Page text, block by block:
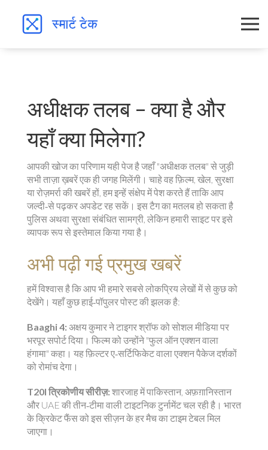
अधीक्षक तलब – क्या है और
यहाँ क्या मिलेगा?
आपकी खोज का परिणाम यही पेज है जहाँ "अधीक्षक तलब" से जुड़ी
सभी ताज़ा ख़बरें एक ही जगह मिलेंगी। चाहे वह फ़िल्म, खेल, सुरक्षा
या रोज़मर्रा की खबरें हों, हम इन्हें संक्षेप में पेश करते हैं ताकि आप
जल्दी‑से पढ़कर अपडेट रह सकें। इस टैग का मतलब हो सकता है
पुलिस अथवा सुरक्षा संबंधित सामग्री, लेकिन हमारी साइट पर इसे
व्यापक रूप से इस्तेमाल किया गया है।
अभी पढ़ी गई प्रमुख खबरें
हमें विश्वास है कि आप भी हमारे सबसे लोकप्रिय लेखों में से कुछ को
देखेंगे। यहाँ कुछ हाई‑पॉपुलर पोस्ट की झलक है:
Baaghi 4: अक्षय कुमार ने टाइगर श्रॉफ को सोशल मीडिया पर
भरपूर सपोर्ट दिया। फिल्म को उन्होंने "फुल ऑन एक्शन वाला
हंगामा" कहा। यह फ़िल्टर ए‑सर्टिफिकेट वाला एक्शन पैकेज दर्शकों
को रोमांच देगा।
T20I त्रिकोणीय सीरीज़: शारजाह में पाकिस्तान, अफ़ग़ानिस्तान
और UAE की तीन‑टीमा वाली टाइटनिक टुर्नामेंट चल रही है। भारत
के क्रिकेट फैंस को इस सीज़न के हर मैच का टाइम टेबल मिल
जाएगा।